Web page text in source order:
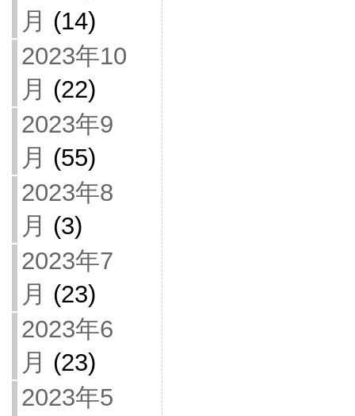
月 (14)
2023年10
月 (22)
2023年9
月 (55)
2023年8
月 (3)
2023年7
月 (23)
2023年6
月 (23)
2023年5